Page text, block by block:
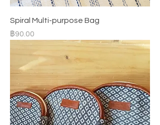
Spiral Multi-purpose Bag
ราคา
฿90.00